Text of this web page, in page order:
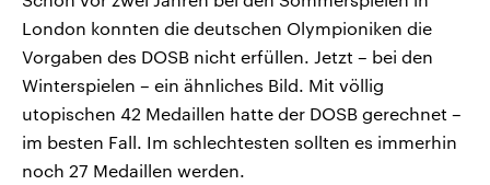
London konnten die deutschen Olympioniken die
Vorgaben des DOSB nicht erfüllen. Jetzt – bei den
Winterspielen – ein ähnliches Bild. Mit völlig
utopischen 42 Medaillen hatte der DOSB gerechnet –
im besten Fall. Im schlechtesten sollten es immerhin
noch 27 Medaillen werden.